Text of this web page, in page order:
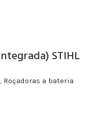
STIHL
, Roçadoras a bateria